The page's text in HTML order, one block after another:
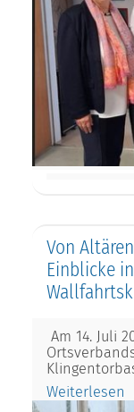
Von
Einblicke
Am 14. Juli
Weiterlesen